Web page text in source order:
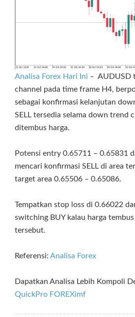
Analisa Forex Hari Ini – AUDUSD
channel pada time frame H4,
sebagai konfirmasi kelanjutan
SELL tersedia selama down trend
ditembus harga.
Potensi entry 0.65711 – 0.65831
mencari konfirmasi SELL di area
target area 0.65506 – 0.65086.
Tempatkan stop loss di 0.66022
switching BUY kalau harga
tersebut.
Referensi: Analisa Forex
Dapatkan Analisa Lebih Kompoli
QuickPro FOREXimf